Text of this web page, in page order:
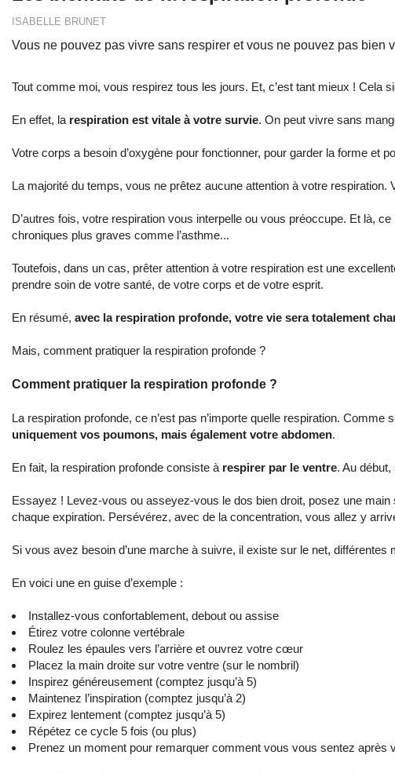
ISABELLE BRUNET
Vous ne pouvez pas vivre sans respirer et vous ne pouvez pas bien
Tout comme moi, vous respirez tous les jours. Et, c’est tant mieux ! Cela
En effet, la respiration est vitale à votre survie. On peut vivre sans
Votre corps a besoin d’oxygène pour fonctionner, pour garder la forme et
La majorité du temps, vous ne prêtez aucune attention à votre
D’autres fois, votre respiration vous interpelle ou vous préoccupe. Et là,
chroniques plus graves comme l’asthme...
Toutefois, dans un cas, prêter attention à votre respiration est une
prendre soin de votre santé, de votre corps et de votre esprit.
En résumé, avec la respiration profonde, votre vie sera totalement
Mais, comment pratiquer la respiration profonde ?
Comment pratiquer la respiration profonde ?
La respiration profonde, ce n’est pas n’importe quelle respiration. Comme
uniquement vos poumons, mais également votre abdomen.
En fait, la respiration profonde consiste à respirer par le ventre. Au
Essayez ! Levez-vous ou asseyez-vous le dos bien droit, posez une
chaque expiration. Persévérez, avec de la concentration, vous allez y
Si vous avez besoin d’une marche à suivre, il existe sur le net,
En voici une en guise d’exemple :
Installez-vous confortablement, debout ou assise
Étirez votre colonne vertébrale
Roulez les épaules vers l’arrière et ouvrez votre cœur
Placez la main droite sur votre ventre (sur le nombril)
Inspirez généreusement (comptez jusqu’à 5)
Maintenez l’inspiration (comptez jusqu’à 2)
Expirez lentement (comptez jusqu’à 5)
Répétez ce cycle 5 fois (ou plus)
Prenez un moment pour remarquer comment vous vous sentez